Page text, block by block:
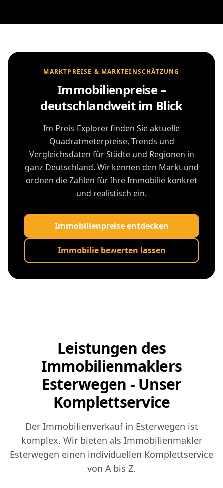
MARKTPREISE & MARKTEINSCHÄTZUNG
Immobilienpreise –
deutschlandweit im Blick
Im Preis-Explorer finden Sie aktuelle
Quadratmeterpreise, Trends und
Vergleichsdaten für Städte und Regionen in
ganz Deutschland. Wir kennen den Markt und
ordnen die Zahlen für Ihre Immobilie konkret
und realistisch ein.
Immobilienpreise entdecken
Immobilie bewerten lassen
Leistungen des
Immobilienmaklers
Esterwegen - Unser
Komplettservice
Der Immobilienverkauf in Esterwegen ist
komplex. Wir bieten als Immobilienmakler
Esterwegen einen individuellen Komplettservice
von A bis Z.